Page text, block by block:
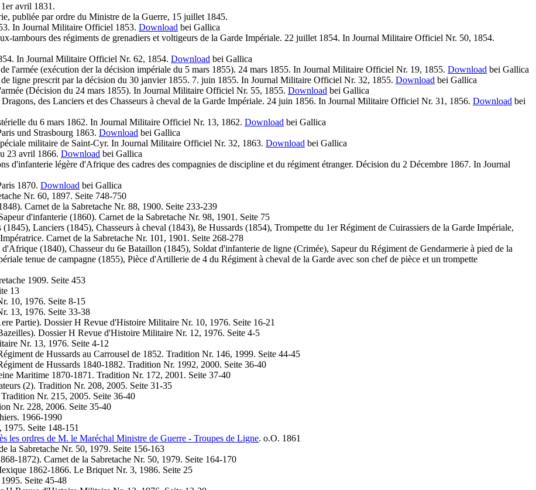
avril 1831.
publiée par ordre du Ministre de la Guerre, 15 juillet 1845.
In Journal Militaire Officiel 1853. Download bei Gallica
tambours des régiments de grenadiers et voltigeurs de la Garde Impériale. 22 juillet 1854. In Journal Militaire Officiel Nr. 50, 1854.
In Journal Militaire Officiel Nr. 62, 1854. Download bei Gallica
l'armée (exécution der la décision impériale du 5 mars 1855). 24 mars 1855. In Journal Militaire Officiel Nr. 19, 1855. Download bei Gallica
ligne prescrit par la décision du 30 janvier 1855. 7. juin 1855. In Journal Militaire Officiel Nr. 32, 1855. Download bei Gallica
(Décision du 24 mars 1855). In Journal Militaire Officiel Nr. 55, 1855. Download bei Gallica
des Lanciers et des Chasseurs à cheval de la Garde Impériale. 24 juin 1856. In Journal Militaire Officiel Nr. 31, 1856. Download bei
du 6 mars 1862. In Journal Militaire Officiel Nr. 13, 1862. Download bei Gallica
und Strasbourg 1863. Download bei Gallica
militaire de Saint-Cyr. In Journal Militaire Officiel Nr. 32, 1863. Download bei Gallica
23 avril 1866. Download bei Gallica
d'infanterie légère d'Afrique des cadres des compagnies de discipline et du régiment étranger. Décision du 2 Décembre 1867. In Journal
1870. Download bei Gallica
Nr. 60, 1897. Seite 748-750
Carnet de la Sabretache Nr. 88, 1900. Seite 233-239
d'infanterie (1860). Carnet de la Sabretache Nr. 98, 1901. Seite 75
Lanciers (1845), Chasseurs à cheval (1843), 8e Hussards (1854), Trompette du 1er Régiment de Cuirassiers de la Garde Impériale,
Carnet de la Sabretache Nr. 101, 1901. Seite 268-278
(1840), Chasseur du 6e Bataillon (1845), Soldat d'infanterie de ligne (Crimée), Sapeur du Régiment de Gendarmerie à pied de la
tenue de campagne (1855), Pièce d'Artillerie de 4 du Régiment à cheval de la Garde avec son chef de pièce et un trompette
1909. Seite 453
13
10, 1976. Seite 8-15
13, 1976. Seite 33-38
Partie). Dossier H Revue d'Histoire Militaire Nr. 10, 1976. Seite 16-21
Dossier H Revue d'Histoire Militaire Nr. 12, 1976. Seite 4-5
Nr. 13, 1976. Seite 4-12
de Hussards au Carrousel de 1852. Tradition Nr. 146, 1999. Seite 44-45
de Hussards 1840-1882. Tradition Nr. 1992, 2000. Seite 36-40
Maritime 1870-1871. Tradition Nr. 172, 2001. Seite 37-40
(2). Tradition Nr. 208, 2005. Seite 31-35
Nr. 215, 2005. Seite 36-40
Nr. 228, 2006. Seite 35-40
1966-1990
Seite 148-151
les ordres de M. le Maréchal Ministre de Guerre - Troupes de Ligne. o.O. 1861
la Sabretache Nr. 50, 1979. Seite 156-163
1872). Carnet de la Sabretache Nr. 50, 1979. Seite 164-170
1862-1866. Le Briquet Nr. 3, 1986. Seite 25
Seite 45-48